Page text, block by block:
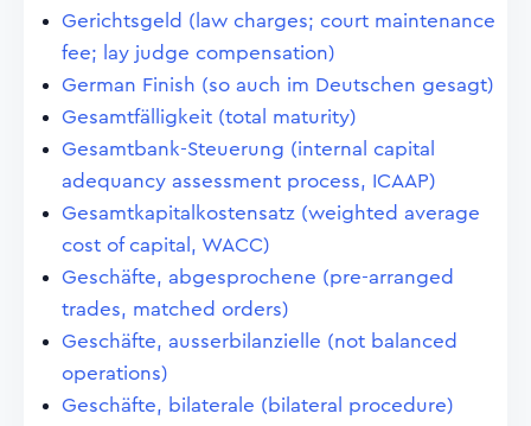
Gerichtsgeld (law charges; court maintenance
fee; lay judge compensation)
German Finish (so auch im Deutschen gesagt)
Gesamtfälligkeit (total maturity)
Gesamtbank-Steuerung (internal capital
adequancy assessment process, ICAAP)
Gesamtkapitalkostensatz (weighted average
cost of capital, WACC)
Geschäfte, abgesprochene (pre-arranged
trades, matched orders)
Geschäfte, ausserbilanzielle (not balanced
operations)
Geschäfte, bilaterale (bilateral procedure)